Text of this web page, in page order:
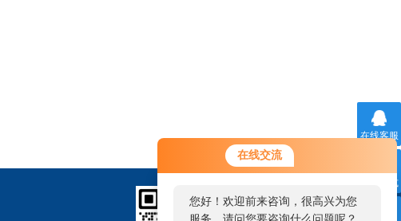
在线交流
您好！欢迎前来咨询，很高兴为您
在线客服
联系方式